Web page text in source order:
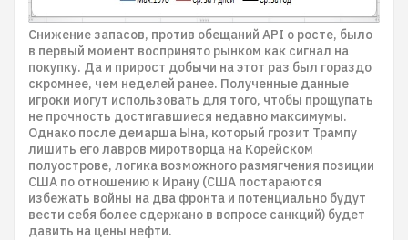
Снижение запасов, против обещаний API о росте, было
в первый момент воспринято рынком как сигнал на
покупку. Да и прирост добычи на этот раз был гораздо
скромнее, чем неделей ранее. Полученные данные
игроки могут использовать для того, чтобы прощупать
не прочность достигавшиеся недавно максимумы.
Однако после демарша Ына, который грозит Трампу
лишить его лавров миротворца на Корейском
полуострове, логика возможного размягчения позиции
США по отношению к Ирану (США постараются
избежать войны на два фронта и потенциально будут
вести себя более сдержано в вопросе санкций) будет
давить на цены нефти.